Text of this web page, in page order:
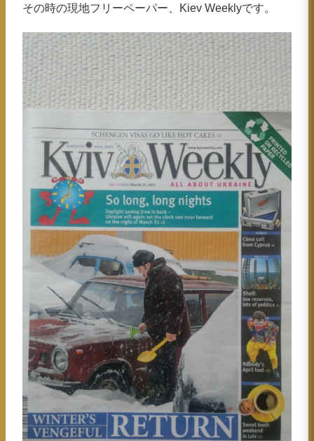
その時の現地フリーペーパー、Kiev Weeklyです。